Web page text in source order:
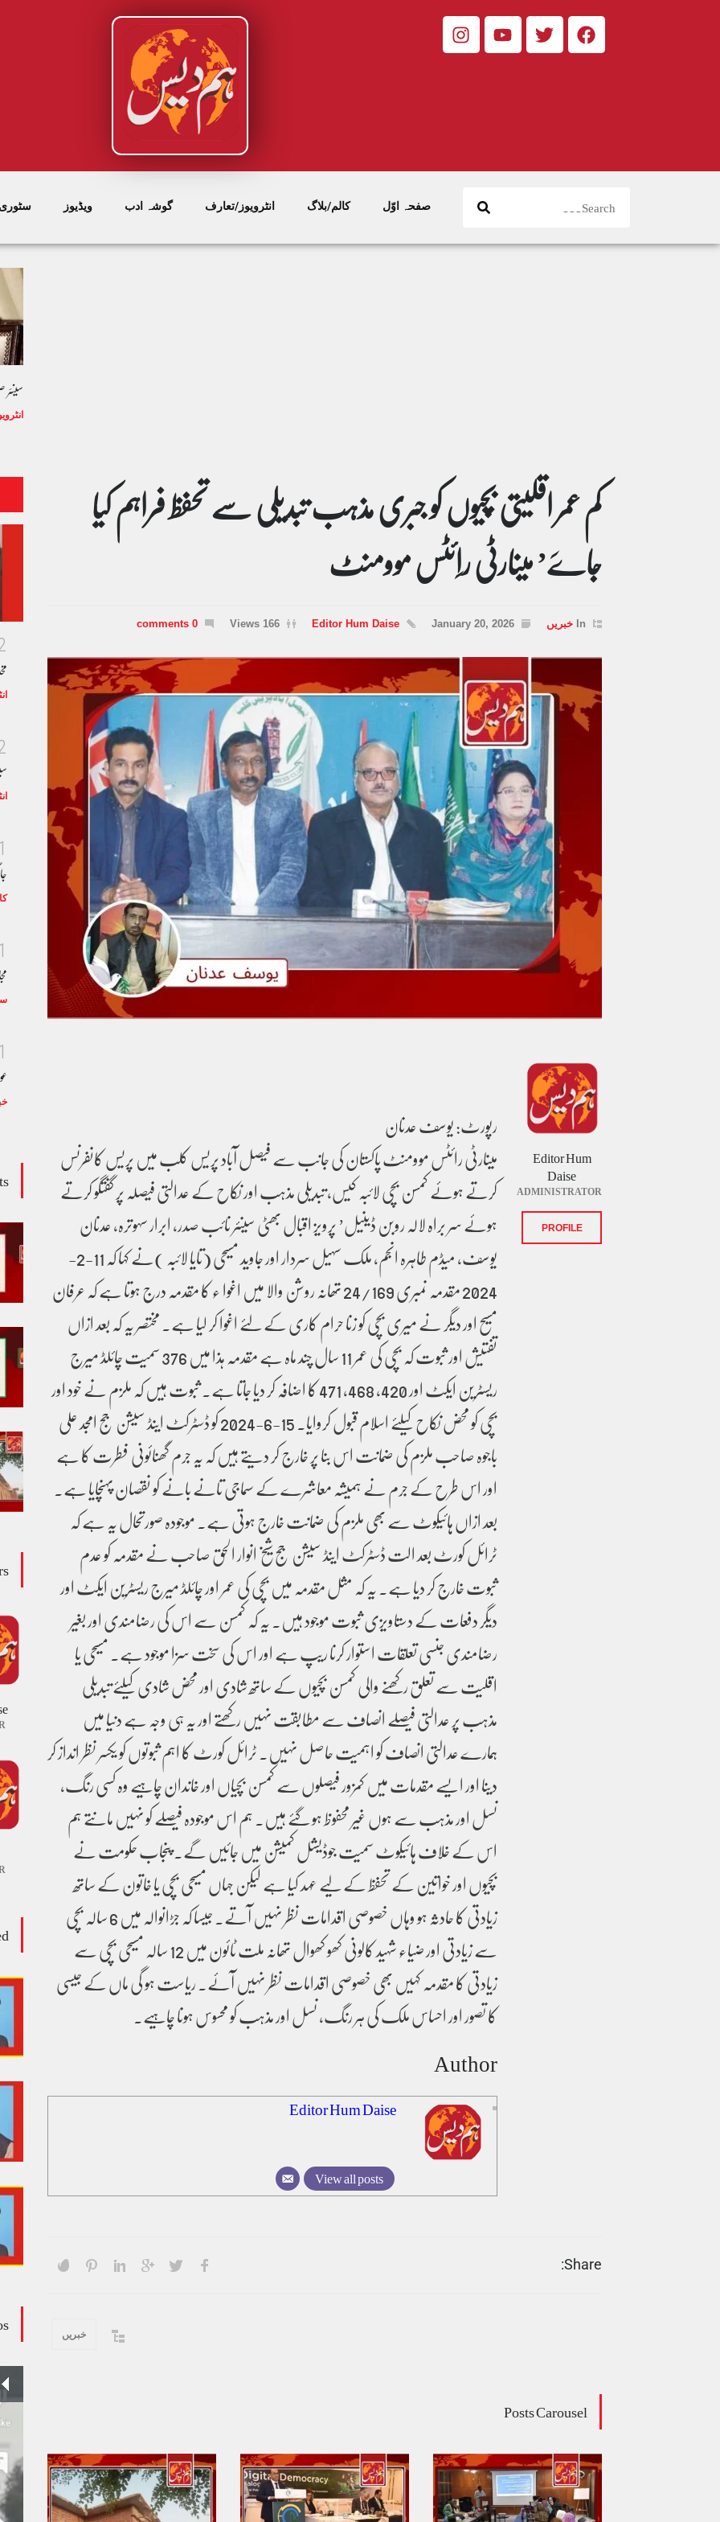
صفحہ اوّل کالم/بلاگ انٹرویوز/تعارف گوشہ ادب ویڈیوز
کم عمر اقلیتی بچیوں کو جبری مذہب تبدیلی سے تحفظ فراہم کیا
جاےَ’ مینارٹی راِئٹس موومنٹ
In خبریں January 20, 2026
Editor Hum Daise
166 Views
0 comments
رپورٹ: یوسف عدنان
مینارٹی رائٹس موومنٹ پاکستان کی جانب سے فیصل آباد پریس کلب میں پریس کانفرنس
کرتے ہوئے کمسن بچی لائبہ کیس، تبدیلی مذہب اور نکاح کے عدالتی فیصلہ پر گفتگو کرتے
ہوئے سر براہ لالہ روبن ڈینیل’ پرویز اقبال بھٹی سینئر نائب صدر، ابرار سہوترہ، عدنان
یوسف، میڈم طاہرہ انجم، ملک سہیل سردار اور جاوید مسیحی (تایا لائبہ )نے کہا کہ 11-2-
2024 مقدمہ نمبری 24/169 تھانہ روشن والا میں اغوا ء کا مقدمہ درج ہوتا ہے کہ عرفان
مسیح اور دیگر نے میری بچی کو زنا حرام کاری کے لئے اغوا کر لیا ہے۔ مختصر یہ کہ بعد ازاں
تفتیش اور ثبوت کہ بچی کی عمر 11 سال چند ماہ ہے مقدمہ ہذا میں 376 سمیت چائلڈ میرج
ریسٹرین ایکٹ اور 420، 468، 471 کا اضافہ کر دیا جاتا ہے۔ ثبوت ہیں کہ ملزم نے خود اور
بچی کو محض نکاح کیلئے اسلام قبول کروایا۔ 15-6-2024 کو ڈسٹرکٹ اینڈ سیشن جج امجد علی
باجوہ صاحب ملزم کی ضمانت اس بنا پر خارج کر دیتے ہیں کہ یہ جرم گھنائونی فطرت کا ہے
اور اس طرح کے جرم نے ہمیشہ معاشرے کے سماجی تانے بانے کو نقصان پہنچایا ہے۔
بعد ازاں ہائیکوٹ سے بھی ملزم کی ضمانت خارج ہوتی ہے۔ موجودہ صورتحال یہ ہے کہ
ٹرائل کورٹ بعد الت ڈسٹرکٹ اینڈ سیشن جج شیخ انوار الحق صاحب نے مقدمہ کو عدم
ثبوت خارج کر دیا ہے۔ یہ کہ مثل مقدمہ میں بچی کی عمر اور چائلڈ میرج ریسٹرین ایکٹ اور
دیگر دفعات کے دستاویزی ثبوت موجود ہیں۔ یہ کہ کمسن سے اس کی رضامندی اور بغیر
رضامندی جنسی تعلقات استوار کرنا ریپ ہے اور اس کی سخت سزا موجود ہے۔ مسیحی یا
اقلیت سے تعلق رکھنے والی کمسن بچیوں کے ساتھ شادی اور محض شادی کیلئے تبدیلی
مذہب پر عدالتی فیصلے انصاف سے مطابقت نہیں رکھتے اور یہ ہی وجہ ہے دنیا میں
ہمارے عدالتی انصاف کو اہمیت حاصل نہیں۔ ٹرائل کورٹ کا اہم ثبوتوں کو یکسر نظر انداز کر
دینا اور ایسے مقدمات میں کمزور فیصلوں سے کمسن بچیاں اور خاندان چاہیے وہ کسی رنگ،
نسل اور مذہب سے ہوں غیر محفوظ ہو گئے ہیں۔ ہم اس موجودہ فیصلے کو نہیں مانتے ہم
اس کے خلاف ہائیکوٹ سمیت جوڈیشل کمیشن میں جائیں گے۔ پنجاب حکومت نے
بچیوں اور خواتین کے تحفظ کے لیے عہد کیا ہے لیکن جہاں مسیحی بچی یا خاتون کے ساتھ
زیادتی کا حادثہ ہو وہاں خصوصی اقدامات نظر نہیں آتے۔ جیسا کہ جڑانوالہ میں 6 سالہ بچی
سے زیادتی اور ضیاء شہید کالونی کھو کھوال تھانہ ملت ٹائون میں 12 سالہ مسیحی بچی سے
زیادتی کا مقدمہ کہیں بھی خصوصی اقدامات نظر نہیں آئے۔ ریاست ہو گی ماں کے جیسی
کا تصور اور احساس ملک کی ہر رنگ، نسل اور مذہب کو محسوس ہونا چاہیے۔
Author
Editor Hum Daise
View all posts
Editor Hum
Daise
ADMINISTRATOR
PROFILE
Share:
خبریں
Posts Carousel
1
1
1